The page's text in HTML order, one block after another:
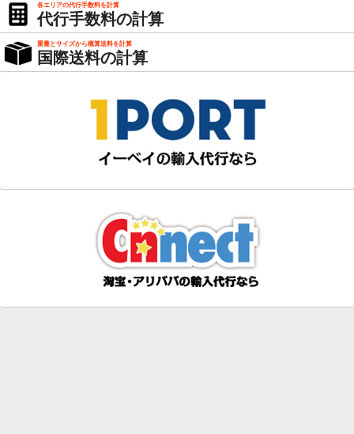
各エリアの代行手数料を計算
代行手数料の計算
重量とサイズから概算送料を計算
国際送料の計算